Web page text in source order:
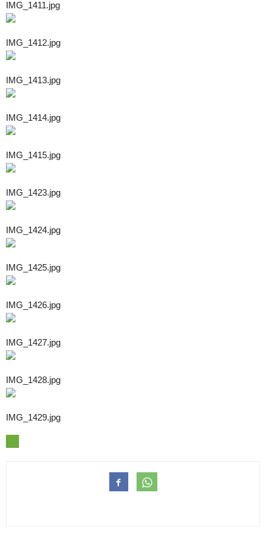
IMG_1411.jpg
IMG_1412.jpg
IMG_1413.jpg
IMG_1414.jpg
IMG_1415.jpg
IMG_1423.jpg
IMG_1424.jpg
IMG_1425.jpg
IMG_1426.jpg
IMG_1427.jpg
IMG_1428.jpg
IMG_1429.jpg